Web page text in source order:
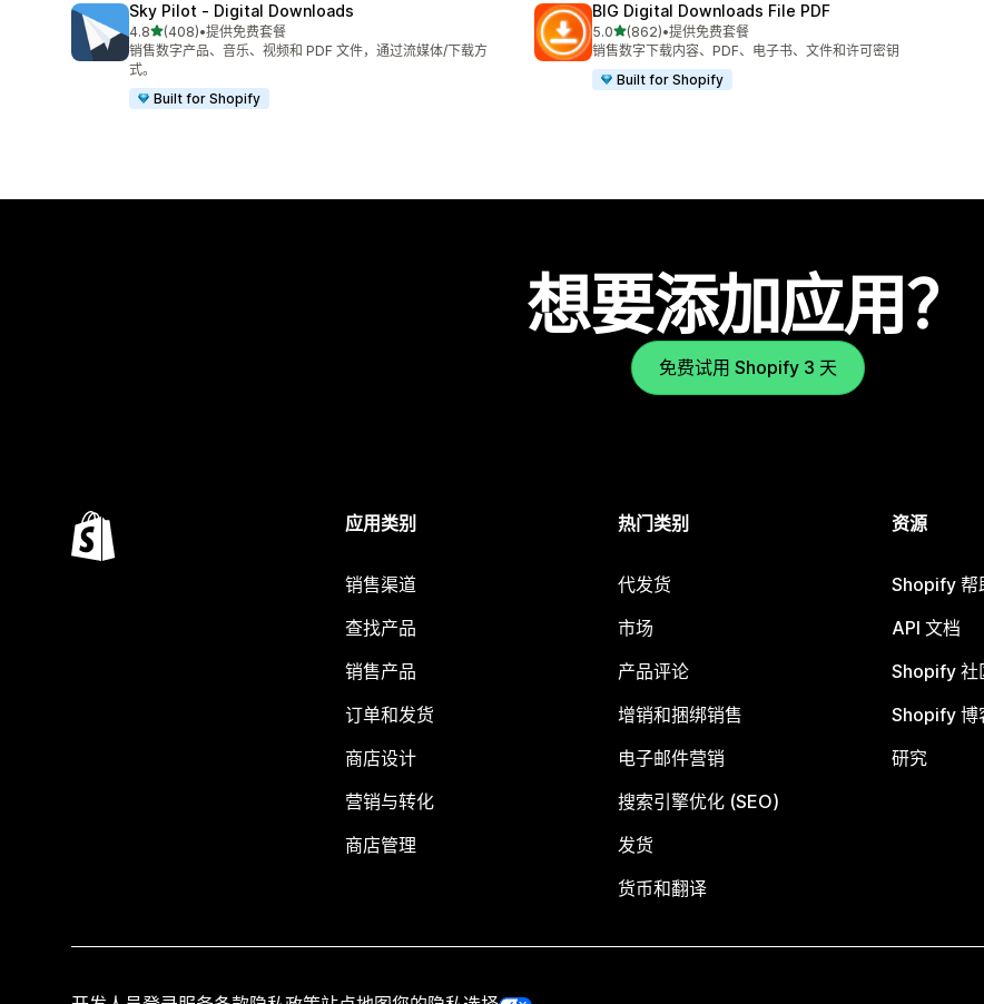
Sky Pilot ‑ Digital Downloads
4.8星（满分 5 星）
(408)
总共 408 条评论
•提供免费套餐
销售数字产品、音乐、视频和 PDF 文件，通过流媒体/下载方
式。
Built for Shopify
BIG Digital Downloads File PDF
5.0星（满分 5 星）
(862)
总共 862 条评论
•提供免费套餐
销售数字下载内容、PDF、电子书、文件和许可密钥
Built for Shopify
想要添加应用？
免费试用 Shopify 3 天
应用类别
销售渠道
查找产品
销售产品
订单和发货
商店设计
营销与转化
商店管理
热门类别
代发货
市场
产品评论
增销和捆绑销售
电子邮件营销
搜索引擎优化 (SEO)
发货
货币和翻译
资源
Shopify 帮
API 文档
Shopify 社
Shopify 博
研究